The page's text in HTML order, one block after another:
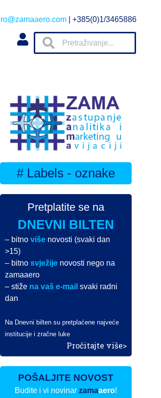
| +385(0)1/3465886
# Labels - oznake
Pretplatite se na
DNEVNI BILTEN
– bitnoviše novosti (svaki dan
>15)
– bitnosvježije novosti nego na
zamaaero
– stiže na vaš e-mail svaki radni
dan
Na Dnevni bilten su pretplaćene najveće
institucije i zračne luke
Pročitajte više>
POŠALJITE NOVOST
Budite i vi novinarzamaaero!